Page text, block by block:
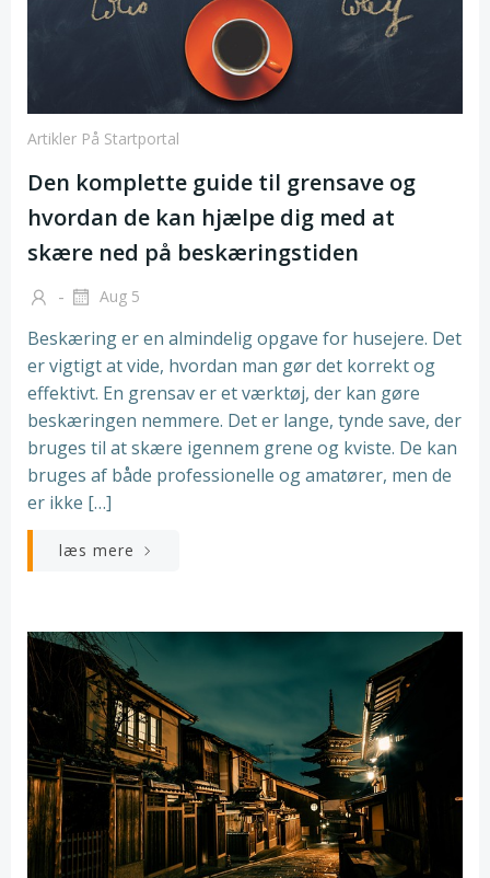
Artikler På Startportal
Den komplette guide til grensave og
hvordan de kan hjælpe dig med at
skære ned på beskæringstiden
- Aug 5
Beskæring er en almindelig opgave for husejere. Det
er vigtigt at vide, hvordan man gør det korrekt og
effektivt. En grensav er et værktøj, der kan gøre
beskæringen nemmere. Det er lange, tynde save, der
bruges til at skære igennem grene og kviste. De kan
bruges af både professionelle og amatører, men de
er ikke […]
læs mere